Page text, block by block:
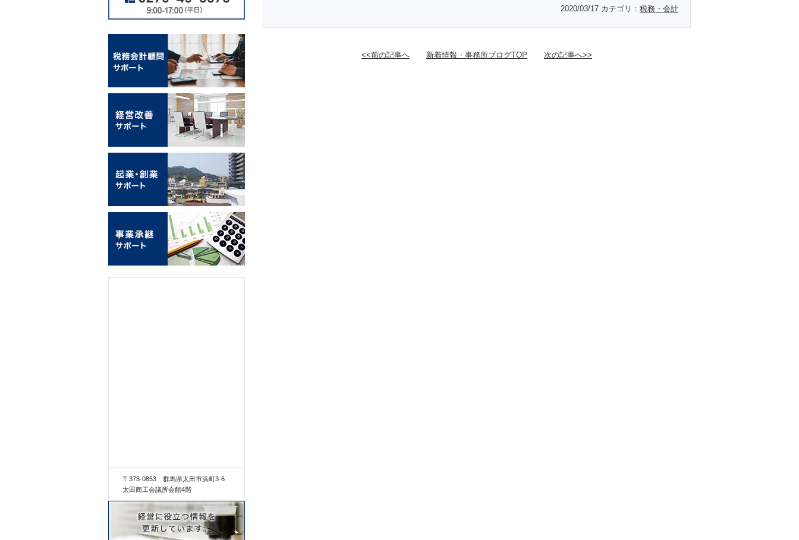
2020/03/17 カテゴリ： 税務・会計
<<前の記事へ 新着情報・事務所ブログTOP 次の記事へ>>
〒373-0853 群馬県太田市浜町3-6
太田商工会議所会館4階